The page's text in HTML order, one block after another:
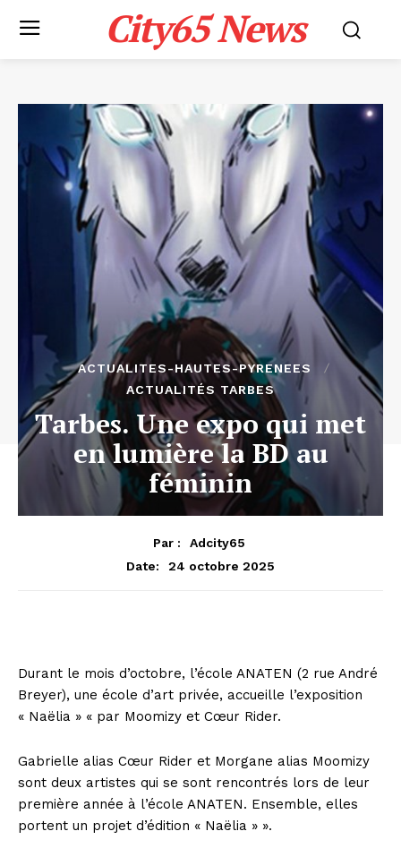
City65 News
ACTUALITES-HAUTES-PYRENEES
ACTUALITÉS TARBES
Tarbes. Une expo qui met
en lumière la BD au
féminin
Par :
Adcity65
Date:
24 octobre 2025
Durant le mois d’octobre, l’école ANATEN (2 rue André
Breyer), une école d’art privée, accueille l’exposition
« Naëlia » « par Moomizy et Cœur Rider.
Gabrielle alias Cœur Rider et Morgane alias Moomizy
sont deux artistes qui se sont rencontrés lors de leur
première année à l’école ANATEN. Ensemble, elles
portent un projet d’édition « Naëlia » ».